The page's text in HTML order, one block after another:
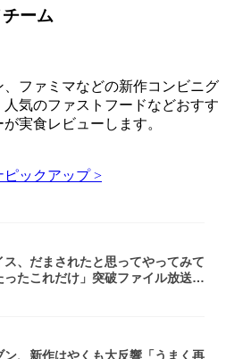
ーム
ファミマなどの新作コンビニグ
気のファストフードなどおすす
実食レビューします。
ックアップ >
ス、だまされたと思ってやってみて
ったこれだけ」突破ファイル放送で
ン、新作はやくも大反響「うまく再